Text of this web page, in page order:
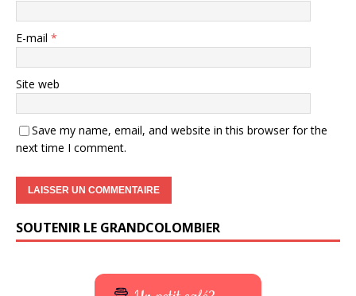
E-mail *
Site web
Save my name, email, and website in this browser for the
next time I comment.
SOUTENIR LE GRANDCOLOMBIER